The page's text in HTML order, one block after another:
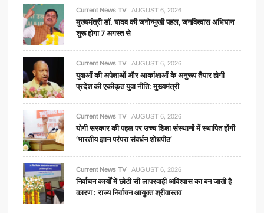
Current News TV AUGUST 6, 2026
मुख्यमंत्री डॉ. यादव की जनोन्मुखी पहल, जनविश्वास अभियान
शुरू होगा 7 अगस्त से
Current News TV AUGUST 6, 2026
युवाओं की अपेक्षाओं और आकांक्षाओं के अनुरूप तैयार होगी
प्रदेश की एकीकृत युवा नीति: मुख्यमंत्री
Current News TV AUGUST 6, 2026
योगी सरकार की पहल पर उच्च शिक्षा संस्थानों में स्थापित होंगी
‘भारतीय ज्ञान परंपरा संवर्धन शोधपीठ’
Current News TV AUGUST 6, 2026
निर्वाचन कार्यों में छोटी सी लापरवाही अविश्वास का बन जाती है
कारण : राज्य निर्वाचन आयुक्त श्रीवास्तव